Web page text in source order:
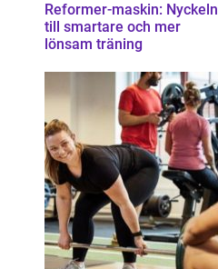
Reformer-maskin: Nyckeln
till smartare och mer
lönsam träning